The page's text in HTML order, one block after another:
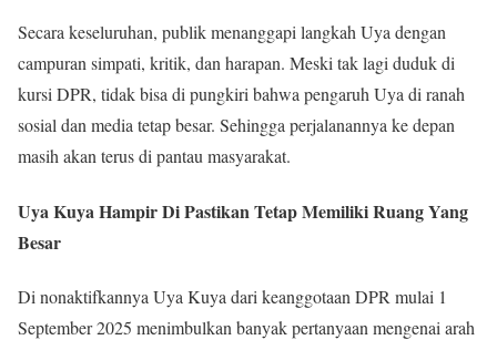
Secara keseluruhan, publik menanggapi langkah Uya dengan
campuran simpati, kritik, dan harapan. Meski tak lagi duduk di
kursi DPR, tidak bisa di pungkiri bahwa pengaruh Uya di ranah
sosial dan media tetap besar. Sehingga perjalanannya ke depan
masih akan terus di pantau masyarakat.
Uya Kuya Hampir Di Pastikan Tetap Memiliki Ruang Yang
Besar
Di nonaktifkannya Uya Kuya dari keanggotaan DPR mulai 1
September 2025 menimbulkan banyak pertanyaan mengenai arah